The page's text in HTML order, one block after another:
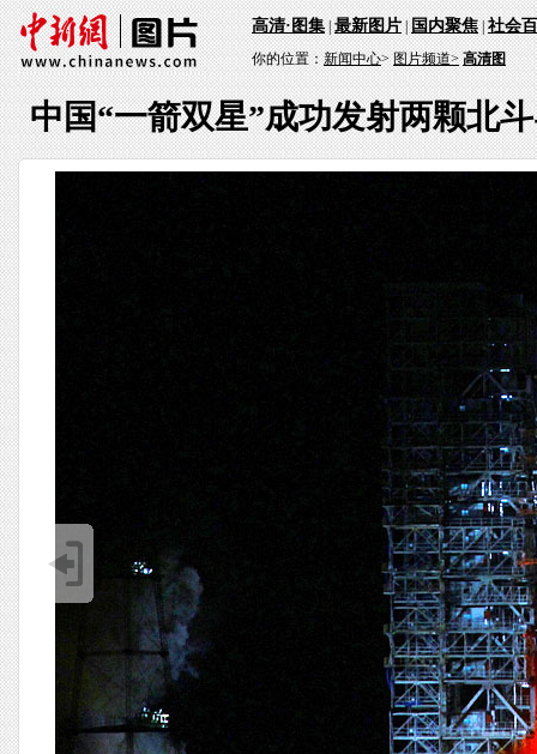
高清·图集|最新图片|国内聚焦|社会
你的位置：新闻中心>图片频道> 高清图
中国“一箭双星”成功发射两颗北